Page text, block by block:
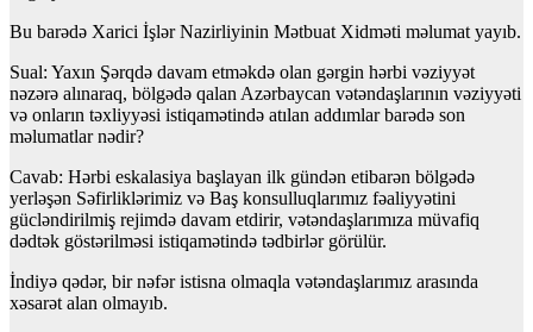
Bu barədə Xarici İşlər Nazirliyinin Mətbuat Xidməti məlumat yayıb.
Sual: Yaxın Şərqdə davam etməkdə olan gərgin hərbi vəziyyət
nəzərə alınaraq, bölgədə qalan Azərbaycan vətəndaşlarının vəziyyəti
və onların təxliyyəsi istiqamətində atılan addımlar barədə son
məlumatlar nədir?
Cavab: Hərbi eskalasiya başlayan ilk gündən etibarən bölgədə
yerləşən Səfirliklərimiz və Baş konsulluqlarımız fəaliyyətini
gücləndirilmiş rejimdə davam etdirir, vətəndaşlarımıza müvafiq
dədtək göstərilməsi istiqamətində tədbirlər görülür.
İndiyə qədər, bir nəfər istisna olmaqla vətəndaşlarımız arasında
xəsarət alan olmayıb.